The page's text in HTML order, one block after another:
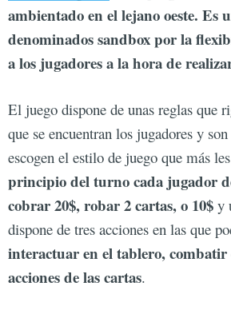
ambientado en el lejano oeste. Es
denominados sandbox por la
a los jugadores a la hora de
El juego dispone de unas reglas que
que se encuentran los jugadores y
escogen el estilo de juego que más
principio del turno cada jugador
cobrar 20$, robar 2 cartas, o 10$ y
dispone de tres acciones en las que
interactuar en el tablero,
acciones de las cartas.